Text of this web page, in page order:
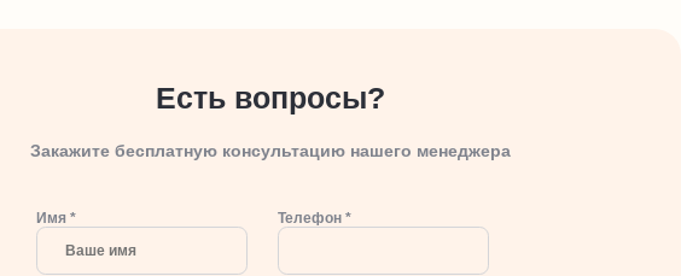
Есть вопросы?
Закажите бесплатную консультацию нашего менеджера
Имя * Телефон *